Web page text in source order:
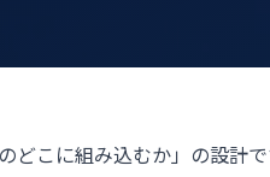
どこに組み込むか」の設計